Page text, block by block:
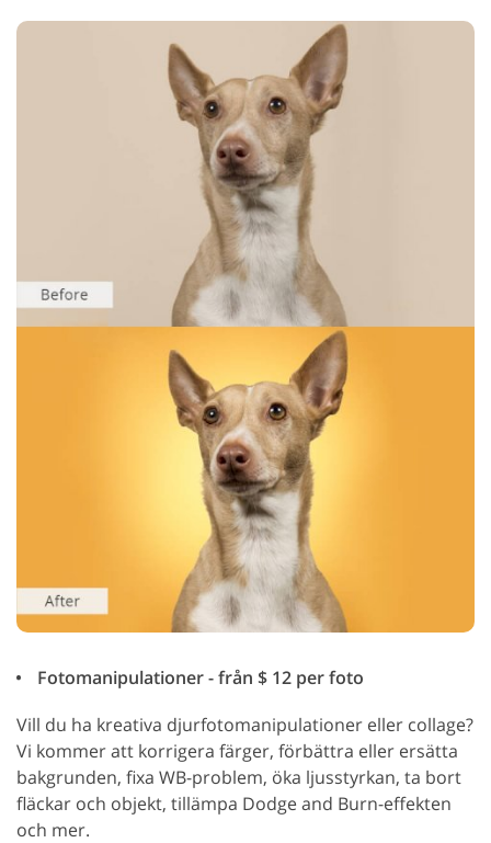
Fotomanipulationer - från $ 12 per foto
Vill du ha kreativa djurfotomanipulationer eller collage?
Vi kommer att korrigera färger, förbättra eller ersätta
bakgrunden, fixa WB-problem, öka ljusstyrkan, ta bort
fläckar och objekt, tillämpa Dodge and Burn-effekten
och mer.